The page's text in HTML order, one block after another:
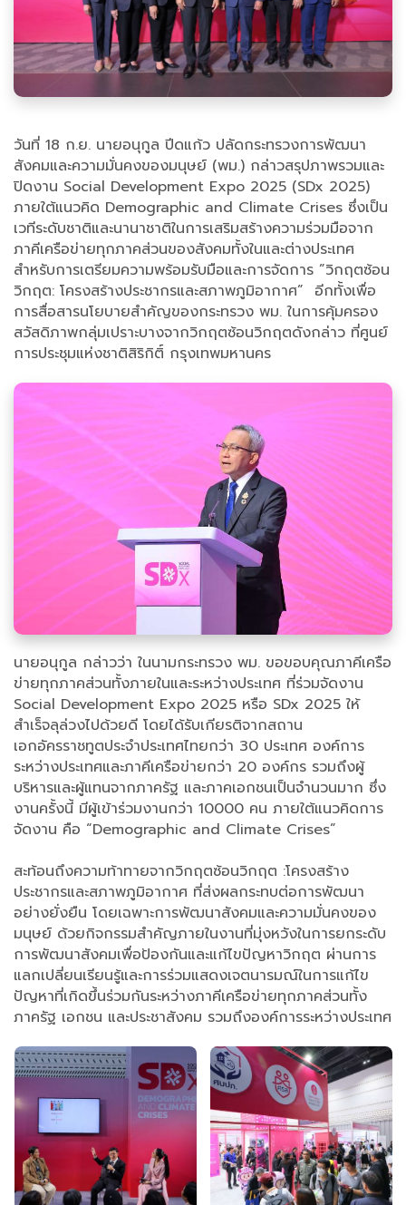
วันที่ 18 ก.ย. นายอนุกูล ปีดแก้ว ปลัดกระทรวงการพัฒนา
สังคมและความมั่นคงของมนุษย์ (พม.) กล่าวสรุปภาพรวมและ
ปิดงาน Social Development Expo 2025 (SDx 2025)
ภายใต้แนวคิด Demographic and Climate Crises ซึ่งเป็น
เวทีระดับชาติและนานาชาติในการเสริมสร้างความร่วมมือจาก
ภาคีเครือข่ายทุกภาคส่วนของสังคมทั้งในและต่างประเทศ
สำหรับการเตรียมความพร้อมรับมือและการจัดการ ”วิกฤตซ้อน
วิกฤต: โครงสร้างประชากรและสภาพภูมิอากาศ” อีกทั้งเพื่อ
การสื่อสารนโยบายสำคัญของกระทรวง พม. ในการคุ้มครอง
สวัสดิภาพกลุ่มเปราะบางจากวิกฤตซ้อนวิกฤตดังกล่าว ที่ศูนย์
การประชุมแห่งชาติสิริกิติ์ กรุงเทพมหานคร
นายอนุกูล กล่าวว่า ในนามกระทรวง พม. ขอขอบคุณภาคีเครือ
ข่ายทุกภาคส่วนทั้งภายในและระหว่างประเทศ ที่ร่วมจัดงาน
Social Development Expo 2025 หรือ SDx 2025 ให้
สำเร็จลุล่วงไปด้วยดี โดยได้รับเกียรติจากสถาน
เอกอัครราชทูตประจำประเทศไทยกว่า 30 ประเทศ องค์การ
ระหว่างประเทศและภาคีเครือข่ายกว่า 20 องค์กร รวมถึงผู้
บริหารและผู้แทนจากภาครัฐ และภาคเอกชนเป็นจำนวนมาก ซึ่ง
งานครั้งนี้ มีผู้เข้าร่วมงานกว่า 10000 คน ภายใต้แนวคิดการ
จัดงาน คือ “Demographic and Climate Crises”
สะท้อนถึงความท้าทายจากวิกฤตซ้อนวิกฤต :โครงสร้าง
ประชากรและสภาพภูมิอากาศ ที่ส่งผลกระทบต่อการพัฒนา
อย่างยั่งยืน โดยเฉพาะการพัฒนาสังคมและความมั่นคงของ
มนุษย์ ด้วยกิจกรรมสำคัญภายในงานที่มุ่งหวังในการยกระดับ
การพัฒนาสังคมเพื่อป้องกันและแก้ไขปัญหาวิกฤต ผ่านการ
แลกเปลี่ยนเรียนรู้และการร่วมแสดงเจตนารมณ์ในการแก้ไข
ปัญหาที่เกิดขึ้นร่วมกันระหว่างภาคีเครือข่ายทุกภาคส่วนทั้ง
ภาครัฐ เอกชน และประชาสังคม รวมถึงองค์การระหว่างประเทศ